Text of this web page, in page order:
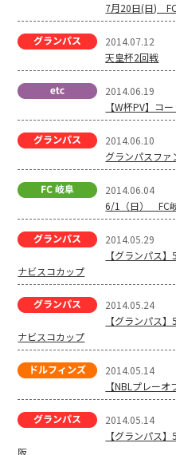
7月20日(日)
2014.07.12
天皇杯2回戦
2014.06.19
【W杯PV】コ
2014.06.10
グランパスフ
2014.06.04
6/1（日） FC
2014.05.29
【グランパス
ナビスコカップ
2014.05.24
【グランパス
ナビスコカップ
2014.05.14
【NBLプレー
2014.05.14
【グランパス
阪